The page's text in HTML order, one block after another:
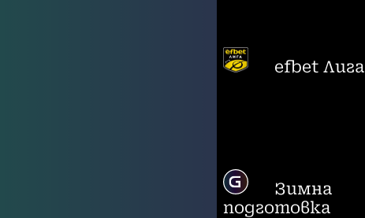
efbet Лига
Зимна
подготовка